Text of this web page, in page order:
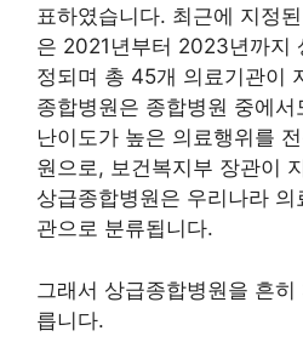
표하였습니다. 최근에 지정
은 2021년부터 2023년까지
정되며 총 45개 의료기관이
종합병원은 종합병원 중에서
난이도가 높은 의료행위를
원으로, 보건복지부 장관이
상급종합병원은 우리나라
관으로 분류됩니다.
그래서 상급종합병원을 흔
릅니다.